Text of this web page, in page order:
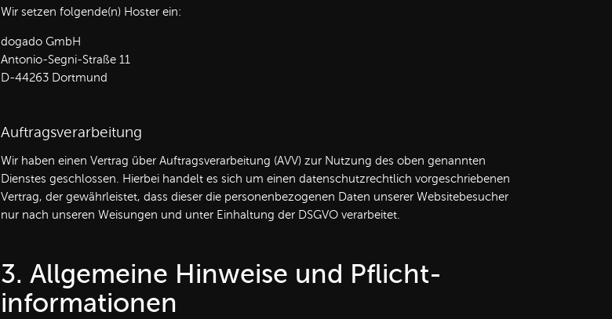
Wir setzen folgende(n) Hoster ein:
dogado GmbH
Antonio-Segni-Straße 11
D-44263 Dortmund
Auftragsverarbeitung
Wir haben einen Vertrag über Auftragsverarbeitung (AVV) zur Nutzung des oben genannten
Dienstes geschlossen. Hierbei handelt es sich um einen datenschutzrechtlich vorgeschriebenen
Vertrag, der gewährleistet, dass dieser die personenbezogenen Daten unserer Websitebesucher
nur nach unseren Weisungen und unter Einhaltung der DSGVO verarbeitet.
3. Allgemeine Hinweise und Pflicht­
informationen